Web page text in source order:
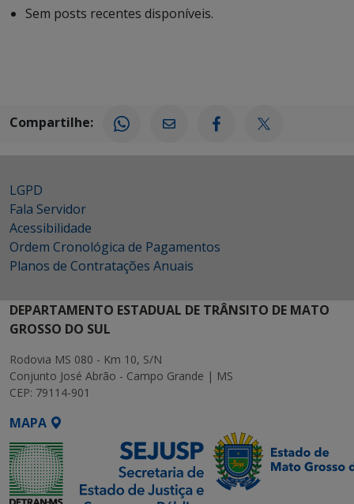
Sem posts recentes disponíveis.
Compartilhe:
LGPD
Fala Servidor
Acessibilidade
Ordem Cronológica de Pagamentos
Planos de Contratações Anuais
DEPARTAMENTO ESTADUAL DE TRÂNSITO DE MATO
GROSSO DO SUL
Rodovia MS 080 - Km 10, S/N
Conjunto José Abrão - Campo Grande | MS
CEP: 79114-901
MAPA